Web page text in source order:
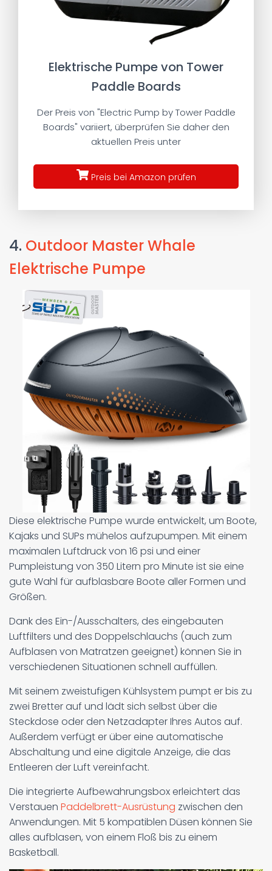
Elektrische Pumpe von Tower
Paddle Boards
Der Preis von "Electric Pump by Tower Paddle
Boards" variiert, überprüfen Sie daher den
aktuellen Preis unter
Preis bei Amazon prüfen
4. Outdoor Master Whale
Elektrische Pumpe
Diese elektrische Pumpe wurde entwickelt, um Boote,
Kajaks und SUPs mühelos aufzupumpen. Mit einem
maximalen Luftdruck von 16 psi und einer
Pumpleistung von 350 Litern pro Minute ist sie eine
gute Wahl für aufblasbare Boote aller Formen und
Größen.
Dank des Ein-/Ausschalters, des eingebauten
Luftfilters und des Doppelschlauchs (auch zum
Aufblasen von Matratzen geeignet) können Sie in
verschiedenen Situationen schnell auffüllen.
Mit seinem zweistufigen Kühlsystem pumpt er bis zu
zwei Bretter auf und lädt sich selbst über die
Steckdose oder den Netzadapter Ihres Autos auf.
Außerdem verfügt er über eine automatische
Abschaltung und eine digitale Anzeige, die das
Entleeren der Luft vereinfacht.
Die integrierte Aufbewahrungsbox erleichtert das
Verstauen Paddelbrett-Ausrüstung zwischen den
Anwendungen. Mit 5 kompatiblen Düsen können Sie
alles aufblasen, von einem Floß bis zu einem
Basketball.